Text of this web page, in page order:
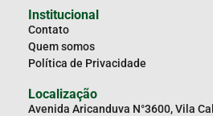
Institucional
Contato
Quem somos
Política de Privacidade
Localização
Avenida Aricanduva N°3600, Vila